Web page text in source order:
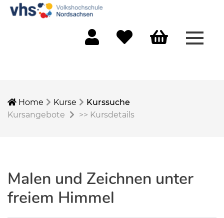
Home Kurse
Kurssuche
Kursangebote
>> Kursdetails
Malen und Zeichnen unter
freiem Himmel